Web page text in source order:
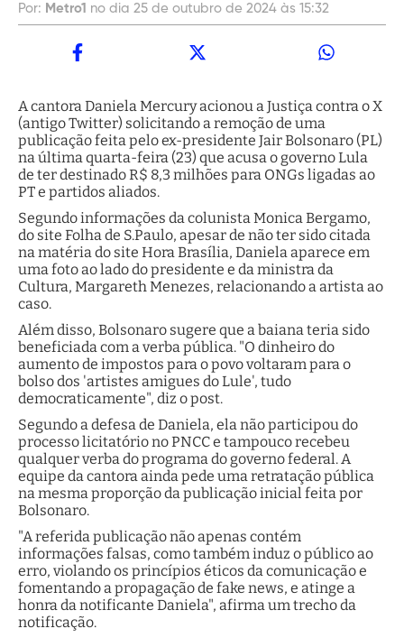
Por: Metro1 no dia 25 de outubro de 2024 às 15:32
A cantora Daniela Mercury acionou a Justiça contra o X
(antigo Twitter) solicitando a remoção de uma
publicação feita pelo ex-presidente Jair Bolsonaro (PL)
na última quarta-feira (23) que acusa o governo Lula
de ter destinado R$ 8,3 milhões para ONGs ligadas ao
PT e partidos aliados.
Segundo informações da colunista Monica Bergamo,
do site Folha de S.Paulo, apesar de não ter sido citada
na matéria do site Hora Brasília, Daniela aparece em
uma foto ao lado do presidente e da ministra da
Cultura, Margareth Menezes, relacionando a artista ao
caso.
Além disso, Bolsonaro sugere que a baiana teria sido
beneficiada com a verba pública. "O dinheiro do
aumento de impostos para o povo voltaram para o
bolso dos 'artistes amigues do Lule', tudo
democraticamente", diz o post.
Segundo a defesa de Daniela, ela não participou do
processo licitatório no PNCC e tampouco recebeu
qualquer verba do programa do governo federal. A
equipe da cantora ainda pede uma retratação pública
na mesma proporção da publicação inicial feita por
Bolsonaro.
"A referida publicação não apenas contém
informações falsas, como também induz o público ao
erro, violando os princípios éticos da comunicação e
fomentando a propagação de fake news, e atinge a
honra da notificante Daniela", afirma um trecho da
notificação.